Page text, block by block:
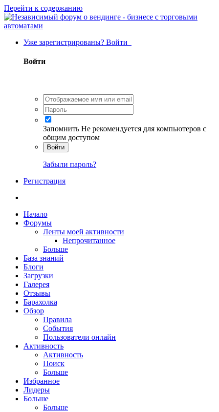
Перейти к содержанию
Уже зарегистрированы? Войти
Войти
Запомнить Не рекомендуется для компьютеров с
общим доступом
Войти
Забыли пароль?
Регистрация
Начало
Форумы
Ленты моей активности
Непрочитанное
Больше
База знаний
Блоги
Загрузки
Галерея
Отзывы
Барахолка
Обзор
Правила
События
Пользователи онлайн
Активность
Активность
Поиск
Больше
Избранное
Лидеры
Больше
Больше